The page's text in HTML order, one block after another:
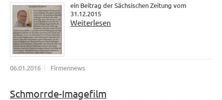
ein Beitrag der Sächsischen Zeitung vom
31.12.2015
Weiterlesen
06.01.2016 Firmennews
Schmorrde-Imagefilm